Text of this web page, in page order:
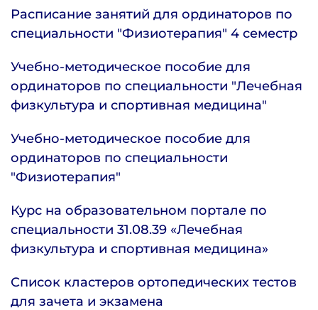
Расписание занятий для ординаторов по
специальности "Физиотерапия" 4 семестр
Учебно-методическое пособие для
ординаторов по специальности "Лечебная
физкультура и спортивная медицина"
Учебно-методическое пособие для
ординаторов по специальности
"Физиотерапия"
Курс на образовательном портале по
специальности 31.08.39 «Лечебная
физкультура и спортивная медицина»
Список кластеров ортопедических тестов
для зачета и экзамена